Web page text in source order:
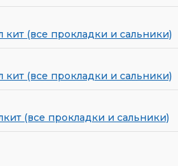
(все прокладки и сальники)
(все прокладки и сальники)
(все прокладки и сальники)